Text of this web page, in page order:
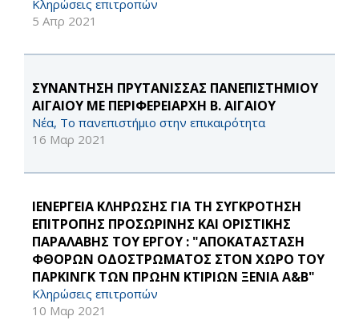
Κληρώσεις επιτροπών
5 Απρ 2021
ΣΥΝΑΝΤΗΣΗ ΠΡΥΤΑΝΙΣΣΑΣ ΠΑΝΕΠΙΣΤΗΜΙΟΥ
ΑΙΓΑΙΟΥ ΜΕ ΠΕΡΙΦΕΡΕΙΑΡΧΗ Β. ΑΙΓΑΙΟΥ
Νέα, Το πανεπιστήμιο στην επικαιρότητα
16 Μαρ 2021
ΙΕΝΕΡΓΕΙΑ ΚΛΗΡΩΣΗΣ ΓΙΑ ΤΗ ΣΥΓΚΡΟΤΗΣΗ
ΕΠΙΤΡΟΠΗΣ ΠΡΟΣΩΡΙΝΗΣ ΚΑΙ ΟΡΙΣΤΙΚΗΣ
ΠΑΡΑΛΑΒΗΣ ΤΟΥ ΕΡΓΟΥ : "ΑΠΟΚΑΤΑΣΤΑΣΗ
ΦΘΟΡΩΝ ΟΔΟΣΤΡΩΜΑΤΟΣ ΣΤΟΝ ΧΩΡΟ ΤΟΥ
ΠΑΡΚΙΝΓΚ ΤΩΝ ΠΡΩΗΝ ΚΤΙΡΙΩΝ ΞΕΝΙΑ Α&Β"
Κληρώσεις επιτροπών
10 Μαρ 2021